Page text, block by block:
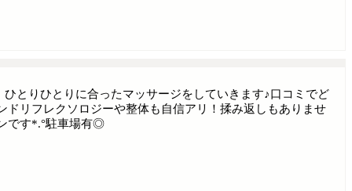
とりひとりに合ったマッサージをしていきます♪口コミでど
リフレクソロジーや整体も自信アリ！揉み返しもありませ
です*.°駐車場有◎